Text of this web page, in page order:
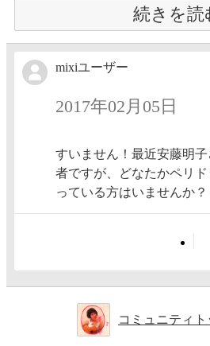
続きを読
mixiユーザー
2017年02月05日
すいません！最近安藤明
者ですが、どなたかペリ
っている方はいませんか？
コミュニティ